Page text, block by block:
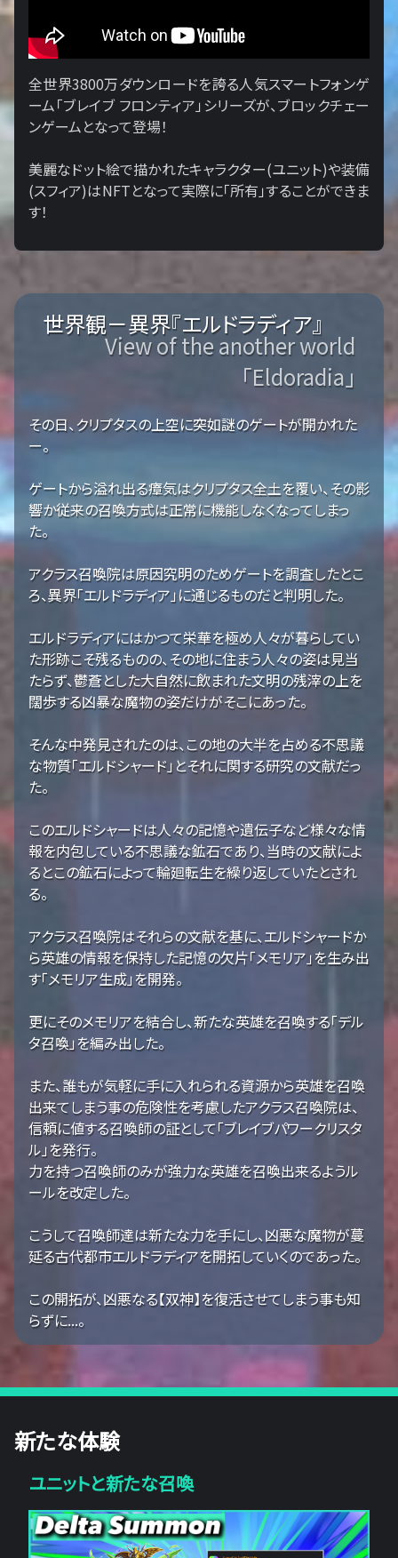
全世界3800万ダウンロードを誇る人気スマートフォンゲ
ーム「ブレイブ フロンティア」シリーズが、ブロックチェー
ンゲームとなって登場！
美麗なドット絵で描かれたキャラクター(ユニット)や装備
(スフィア)はNFTとなって実際に「所有」することができま
す！
世界観－異界『エルドラディア』
View of the another world
「Eldoradia」
その日、クリプタスの上空に突如謎のゲートが開かれた
ー。
ゲートから溢れ出る瘴気はクリプタス全土を覆い、その影
響か従来の召喚方式は正常に機能しなくなってしまっ
た。
アクラス召喚院は原因究明のためゲートを調査したとこ
ろ、異界「エルドラディア」に通じるものだと判明した。
エルドラディアにはかつて栄華を極め人々が暮らしてい
た形跡こそ残るものの、その地に住まう人々の姿は見当
たらず、鬱蒼とした大自然に飲まれた文明の残滓の上を
闊歩する凶暴な魔物の姿だけがそこにあった。
そんな中発見されたのは、この地の大半を占める不思議
な物質「エルドシャード」とそれに関する研究の文献だっ
た。
このエルドシャードは人々の記憶や遺伝子など様々な情
報を内包している不思議な鉱石であり、当時の文献によ
るとこの鉱石によって輪廻転生を繰り返していたとされ
る。
アクラス召喚院はそれらの文献を基に、エルドシャードか
ら英雄の情報を保持した記憶の欠片「メモリア」を生み出
す「メモリア生成」を開発。
更にそのメモリアを結合し、新たな英雄を召喚する「デル
タ召喚」を編み出した。
また、誰もが気軽に手に入れられる資源から英雄を召喚
出来てしまう事の危険性を考慮したアクラス召喚院は、
信頼に値する召喚師の証として「ブレイブパワークリスタ
ル」を発行。
力を持つ召喚師のみが強力な英雄を召喚出来るようル
ールを改定した。
こうして召喚師達は新たな力を手にし、凶悪な魔物が蔓
延る古代都市エルドラディアを開拓していくのであった。
この開拓が、凶悪なる【双神】を復活させてしまう事も知
らずに...。
新たな体験
ユニットと新たな召喚